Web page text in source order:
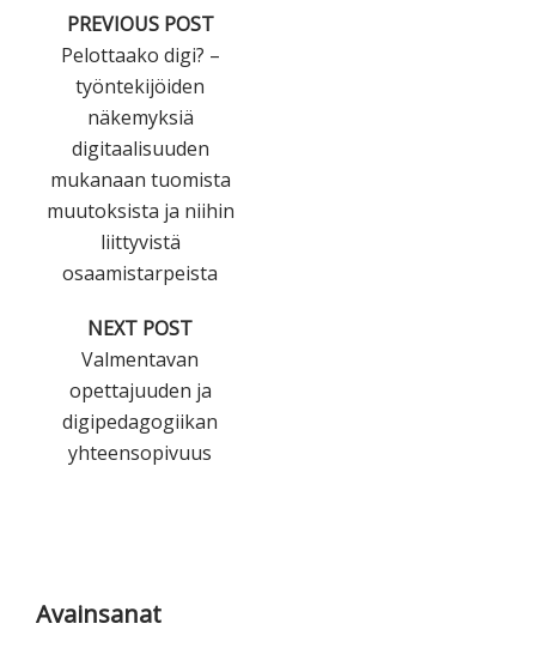
PREVIOUS POST
Pelottaako digi? –
työntekijöiden
näkemyksiä
digitaalisuuden
mukanaan tuomista
muutoksista ja niihin
liittyvistä
osaamistarpeista
NEXT POST
Valmentavan
opettajuuden ja
digipedagogiikan
yhteensopivuus
Avainsanat